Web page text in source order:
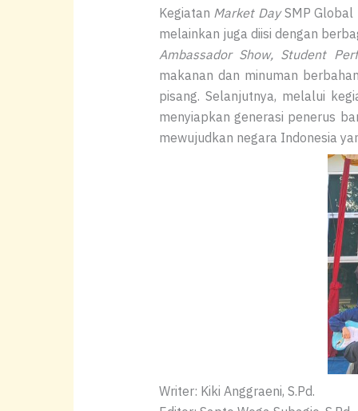
Kegiatan Market DaySMP Global
melainkan juga diisi dengan
Ambassador Show, Student
makanan dan minuman
pisang. Selanjutnya, melalui
menyiapkan generasi penerus
mewujudkan negara Indonesia
Writer: Kiki Anggraeni, S.Pd.